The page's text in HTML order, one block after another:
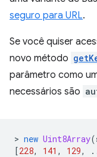
seguro para URL.
Se você quiser
novo método
parâmetro como
necessários são
> new Uint8Array(
[228, 141 , 129,